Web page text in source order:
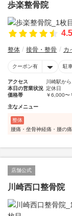
歩楽整骨院
整体 接骨・整骨 カ
クーポン有 駐
アクセス
川崎駅か
本日の営業状況 定休日
価格帯
￥6,000〜
主なメニュー
整体
腰痛・坐骨神経痛・腰の
店舗公式
川崎西口整骨院